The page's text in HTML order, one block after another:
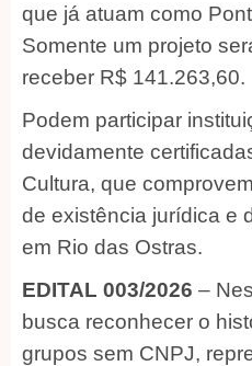
que já atuam como
Somente um projeto
receber R$ 141.263,60.
Podem participar
devidamente
Cultura, que
de existência jurídica e
em Rio das Ostras.
EDITAL 003/2026 –
busca reconhecer o
grupos sem CNPJ,